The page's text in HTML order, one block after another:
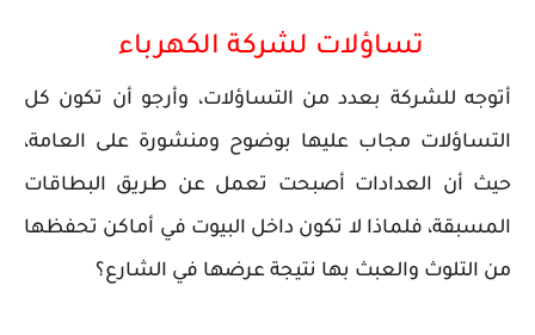
تساؤلات لشركة الكهرباء
أتوجه للشركة بعدد من التساؤلات، وأرجو أن تكون كل
التساؤلات مجاب عليها بوضوح ومنشورة على العامة،
حيث أن العدادات أصبحت تعمل عن طريق البطاقات
المسبقة، فلماذا لا تكون داخل البيوت في أماكن تحفظها
من التلوث والعبث بها نتيجة عرضها في الشارع؟